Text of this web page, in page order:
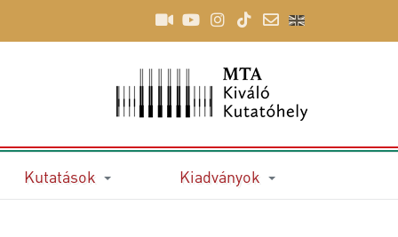
Kutatások Kiadványok